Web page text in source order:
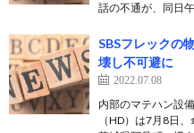
話の不通が、同日
SBSフレックの
壊し不可避に
2022.07.08
内部のマテハン設
（HD）は7月8日